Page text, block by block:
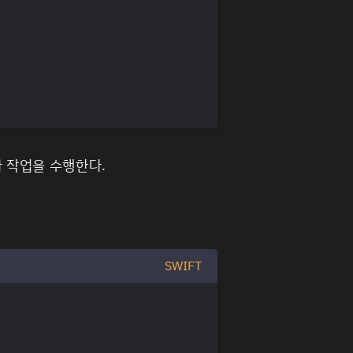
업을 수행한다.
SWIFT